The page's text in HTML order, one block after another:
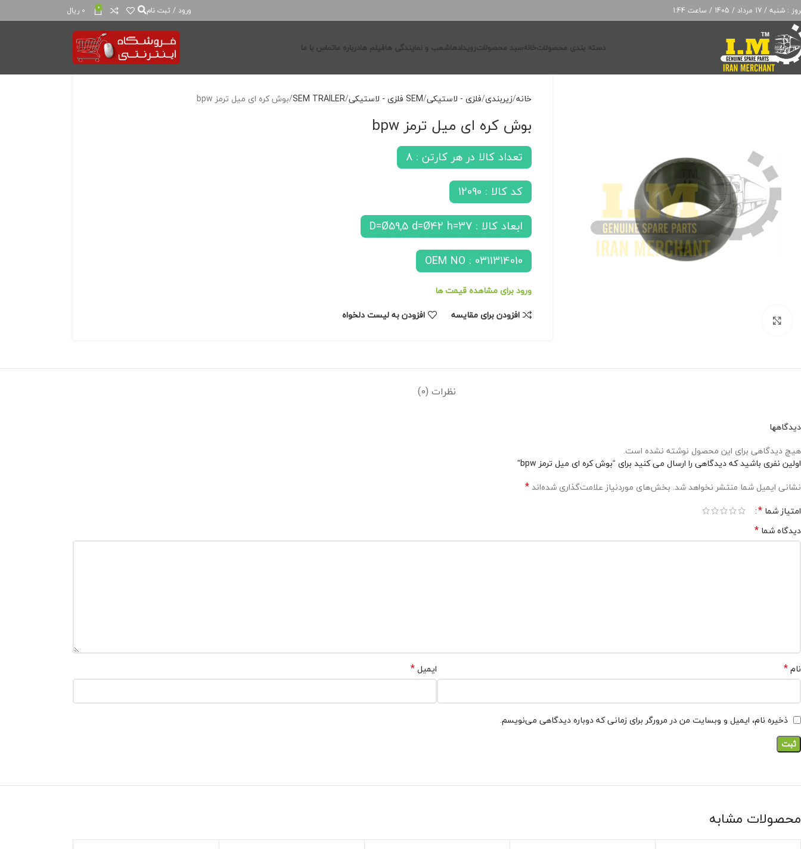
شنبه / 17 مرداد / 1405 / ساعت 1:44 ورود / ثبت نام 0
0 ریال
دسته بندی محصولاتخانهسبد محصولاترویدادهاشعب و نمایندگی هافیلم هادرباره ماتماس با ما
خانه زیربندی فلزی - لاستیکی SEM فلزی - لاستیکی SEM TRAILER بوش کره ای میل ترمز bpw
بوش کره ای میل ترمز bpw
تعداد کالا در هر کارتن : 8
کد کالا : 12090
ابعاد کالا : D=Ø59,5 d=Ø42 h=37
OEM NO : 0311314010
ورود برای مشاهده قیمت ها
افزودن برای مقایسه
افزودن به لیست دلخواه
نظرات (0)
دیدگاهها
هیچ دیدگاهی برای این محصول نوشته نشده است.
اولین نفری باشید که دیدگاهی را ارسال می کنید برای “بوش کره ای میل ترمز bpw”
نشانی ایمیل شما منتشر نخواهد شد. بخش‌های موردنیاز علامت‌گذاری شده‌اند*
امتیاز شما *
دیدگاه شما *
نام* ایمیل*
ذخیره نام، ایمیل و وبسایت من در مرورگر برای زمانی که دوباره دیدگاهی می‌نویسم.
محصولات مشابه